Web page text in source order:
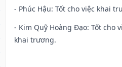
- Phúc Hậu: Tốt cho việc khai
- Kim Quỹ Hoàng Đạo: Tốt cho
khai trương.